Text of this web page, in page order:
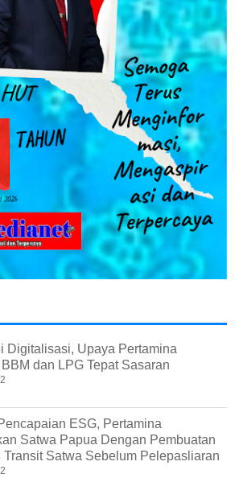
Digitalisasi, Upaya Pertamina
dan LPG Tepat Sasaran
ESG, Pertamina
Satwa Papua Dengan Pembuatan
Transit Satwa Sebelum Pelepasliaran